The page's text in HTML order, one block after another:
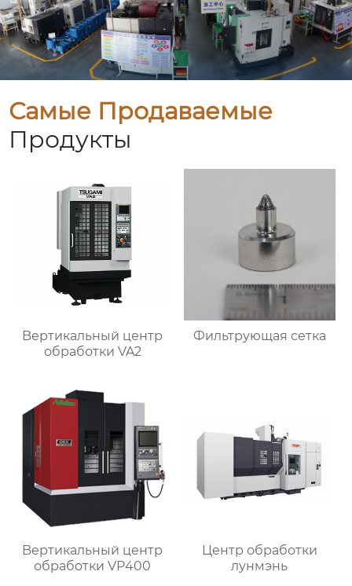
Самые Продаваемые
Продукты
Bертикальный центр
обработки VA2
Фильтрующая сетка
Bертикальный центр
обработки VP400
Центр обработки
лунмэнь